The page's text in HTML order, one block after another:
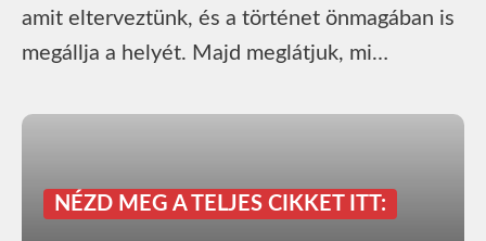
amit elterveztünk, és a történet önmagában is
megállja a helyét. Majd meglátjuk, mi…
NÉZD MEG A TELJES CIKKET ITT: